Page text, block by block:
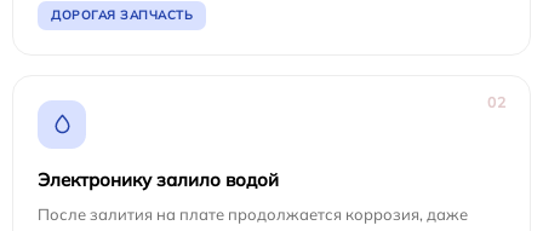
ДОРОГАЯ ЗАПЧАСТЬ
02
Электронику залило водой
После залития на плате продолжается коррозия, даже